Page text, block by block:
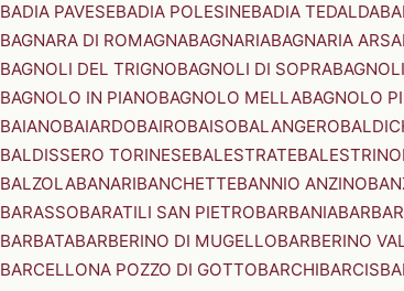
BADIA PAVESEBADIA POLESINEBADIA TEDALDA
BAGNARA DI ROMAGNABAGNARIABAGNARIA ARSA
BAGNOLI DEL TRIGNOBAGNOLI DI SOPRA
BAGNOLO IN PIANOBAGNOLO MELLABAGNOLO
BAIANOBAIARDOBAIROBAISOBALANGERO
BALDISSERO TORINESEBALESTRATEBALESTRINO
BALZOLABANARIBANCHETTEBANNIO ANZINO
BARASSOBARATILI SAN PIETROBARBANIA
BARBATABARBERINO DI MUGELLOBARBERINO
BARCELLONA POZZO DI GOTTOBARCHIBARCIS